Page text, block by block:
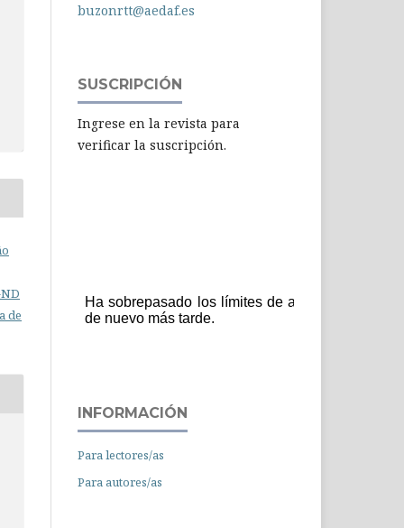
de
buzonrtt@aedaf.es
SUSCRIPCIÓN
Ingrese en la revista para
verificar la suscripción.
INFORMACIÓN
Para lectores/as
Para autores/as